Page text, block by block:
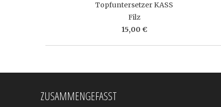
Topfuntersetzer KASS
Filz
15,00 €
ZUSAMMENGEFASST